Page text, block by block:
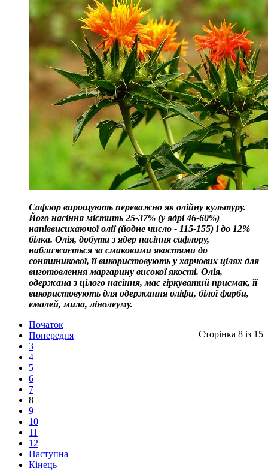
Сафлор вирощують переважно як олійну культуру.
Його насіння містить 25-37% (у ядрі 46-60%)
напіввисихаючої олії (йодне число - 115-155) і до 12%
білка. Олія, добута з ядер насіння сафлору,
наближається за смаковими якостями до
соняшникової, її використовують у харчових цілях для
виготовлення маргарину високої якості. Олія,
одержана з цілого насіння, має гіркуватий присмак, її
використовують для одержання оліфи, білої фарби,
емалей, мила, лінолеуму.
Сторінка 8 із 15
Початок
Попередня
3
4
5
6
7
8
9
10
11
12
Наступна
Кінець